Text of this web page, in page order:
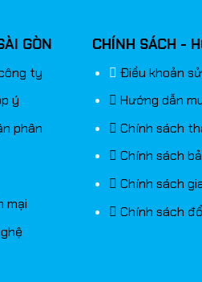
GÒN
ty
ý
phân
mại
CHÍNH SÁCH -
Điều khoản
Hướng dẫn
Chính sách
Chính sách
Chính sách
Chính sách